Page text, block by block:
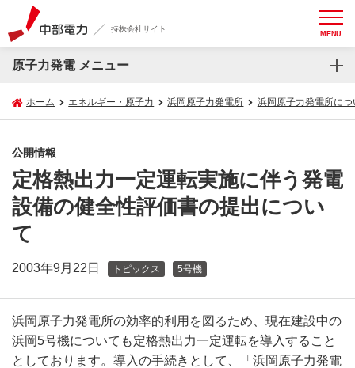
持株会社サイト MENU
原子力発電 メニュー
ホーム エネルギー・原子力 浜岡原子力発電所 浜岡原子力発電所につ
公開情報
定格熱出力一定運転実施に伴う発電
設備の健全性評価書の提出につい
て
2003年9月22日 トピックス 5号機
浜岡原子力発電所の効率的利用を図るため、現在建設中の
浜岡5号機についても定格熱出力一定運転を導入すること
としております。導入の手続きとして、「浜岡原子力発電